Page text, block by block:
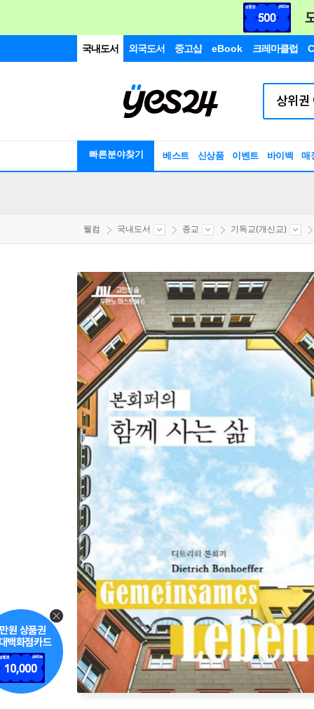
국내도서 외국도서 중고샵 eBook 크레마클럽
빠른분야찾기 베스트 신상품 이벤트 바이백 매
웰컴 국내도서 종교 기독교(개신교)